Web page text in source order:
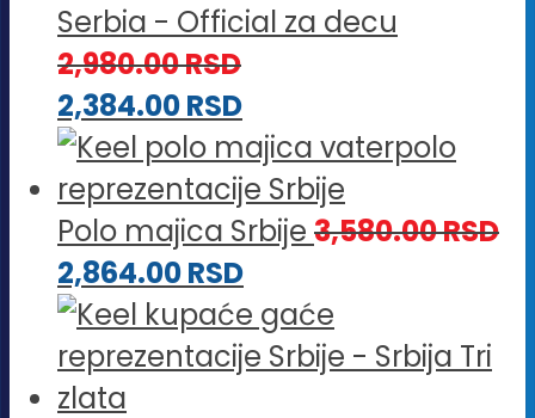
Serbia - Official za decu
2,980.00RSD
2,384.00RSD
Polo majica Srbije 3,580.00RSD
2,864.00RSD